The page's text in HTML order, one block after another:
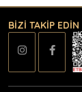
BİZİ TAKİP EDİN